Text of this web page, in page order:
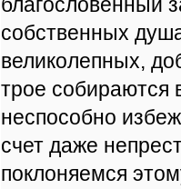
собственных
великолепных,
трое собираются
неспособно
счет даже
поклоняемся